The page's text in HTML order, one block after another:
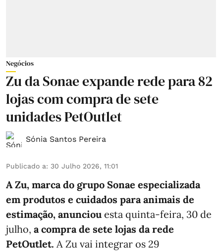
Negócios
Zu da Sonae expande rede para 82
lojas com compra de sete
unidades PetOutlet
Sónia Santos Pereira
Publicado a: 30 Julho 2026, 11:01
A Zu, marca do grupo Sonae especializada
em produtos e cuidados para animais de
estimação, anunciou esta quinta-feira, 30 de
julho, a compra de sete lojas da rede
PetOutlet. A Zu vai integrar os 29